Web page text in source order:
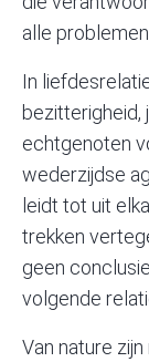
alle
In
bezitterigheid,
echtgenoten
wederzijdse
leidt tot uit
trekken
geen
volgende
Van nature